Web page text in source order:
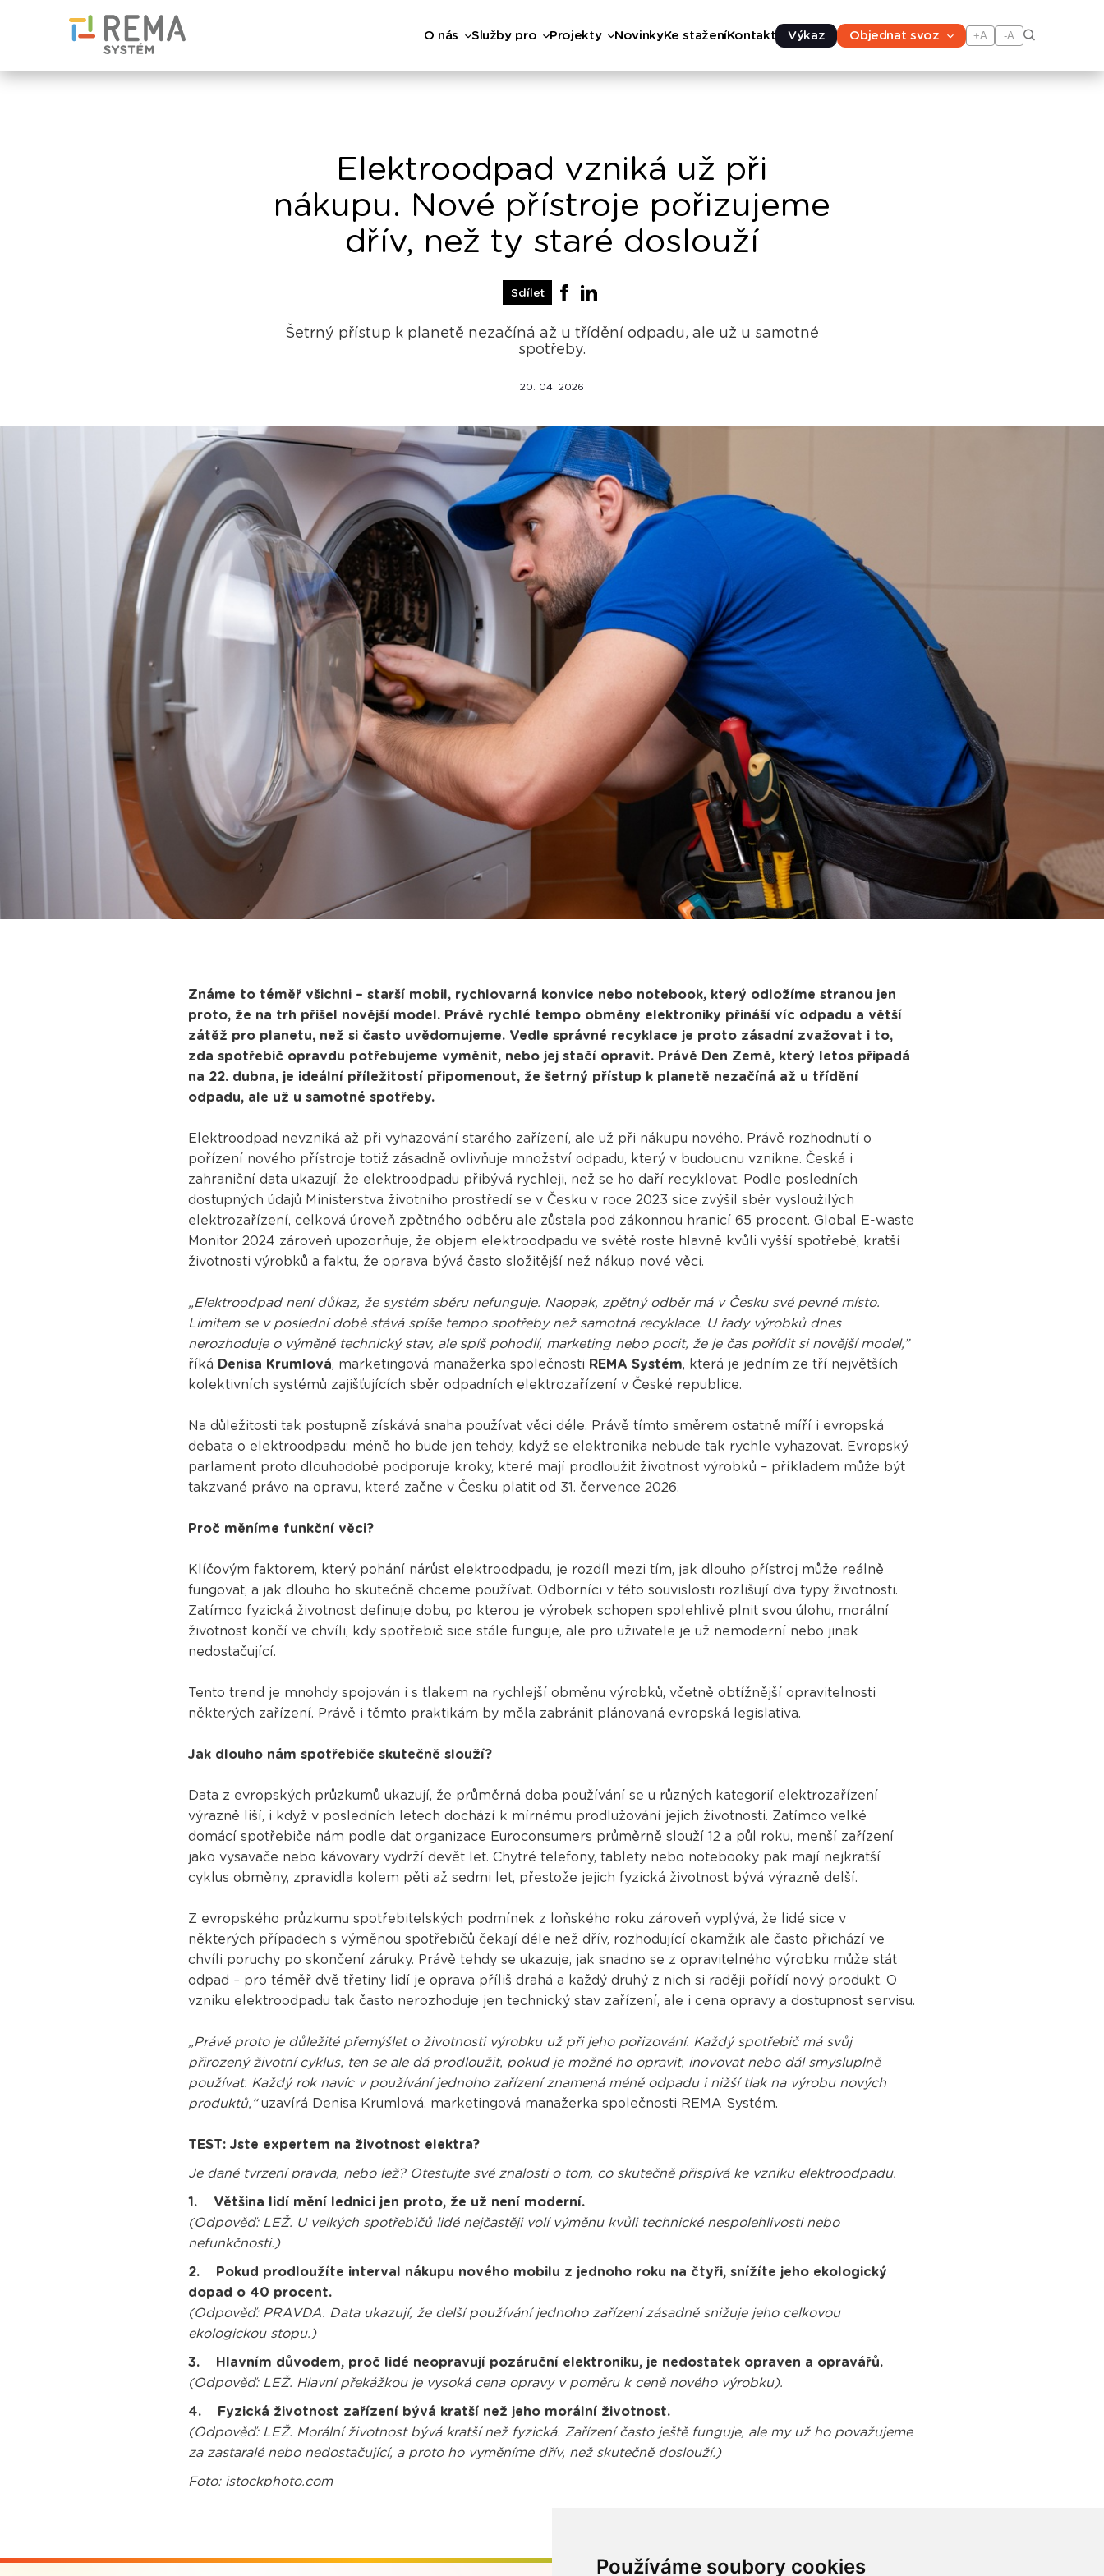
Používáme soubory cookies
O nás Služby pro Projekty NovinkyKe staženíKontakt Výkaz Objednat svoz +A -A
Elektroodpad vzniká už při
nákupu. Nové přístroje pořizujeme
dřív, než ty staré doslouží
Sdílet
Šetrný přístup k planetě nezačíná až u třídění odpadu, ale už u samotné
spotřeby.
20. 04. 2026
Známe to téměř všichni – starší mobil, rychlovarná konvice nebo notebook, který odložíme stranou jen
proto, že na trh přišel novější model. Právě rychlé tempo obměny elektroniky přináší víc odpadu a větší
zátěž pro planetu, než si často uvědomujeme. Vedle správné recyklace je proto zásadní zvažovat i to,
zda spotřebič opravdu potřebujeme vyměnit, nebo jej stačí opravit. Právě Den Země, který letos připadá
na 22. dubna, je ideální příležitostí připomenout, že šetrný přístup k planetě nezačíná až u třídění
odpadu, ale už u samotné spotřeby.
Elektroodpad nevzniká až při vyhazování starého zařízení, ale už při nákupu nového. Právě rozhodnutí o
pořízení nového přístroje totiž zásadně ovlivňuje množství odpadu, který v budoucnu vznikne. Česká i
zahraniční data ukazují, že elektroodpadu přibývá rychleji, než se ho daří recyklovat. Podle posledních
dostupných údajů Ministerstva životního prostředí se v Česku v roce 2023 sice zvýšil sběr vysloužilých
elektrozařízení, celková úroveň zpětného odběru ale zůstala pod zákonnou hranicí 65 procent. Global E-waste
Monitor 2024 zároveň upozorňuje, že objem elektroodpadu ve světě roste hlavně kvůli vyšší spotřebě, kratší
životnosti výrobků a faktu, že oprava bývá často složitější než nákup nové věci.
„Elektroodpad není důkaz, že systém sběru nefunguje. Naopak, zpětný odběr má v Česku své pevné místo.
Limitem se v poslední době stává spíše tempo spotřeby než samotná recyklace. U řady výrobků dnes
nerozhoduje o výměně technický stav, ale spíš pohodlí, marketing nebo pocit, že je čas pořídit si novější model,”
říká Denisa Krumlová, marketingová manažerka společnosti REMA Systém, která je jedním ze tří největších
kolektivních systémů zajišťujících sběr odpadních elektrozařízení v České republice.
Na důležitosti tak postupně získává snaha používat věci déle. Právě tímto směrem ostatně míří i evropská
debata o elektroodpadu: méně ho bude jen tehdy, když se elektronika nebude tak rychle vyhazovat. Evropský
parlament proto dlouhodobě podporuje kroky, které mají prodloužit životnost výrobků – příkladem může být
takzvané právo na opravu, které začne v Česku platit od 31. července 2026.
Proč měníme funkční věci?
Klíčovým faktorem, který pohání nárůst elektroodpadu, je rozdíl mezi tím, jak dlouho přístroj může reálně
fungovat, a jak dlouho ho skutečně chceme používat. Odborníci v této souvislosti rozlišují dva typy životnosti.
Zatímco fyzická životnost definuje dobu, po kterou je výrobek schopen spolehlivě plnit svou úlohu, morální
životnost končí ve chvíli, kdy spotřebič sice stále funguje, ale pro uživatele je už nemoderní nebo jinak
nedostačující.
Tento trend je mnohdy spojován i s tlakem na rychlejší obměnu výrobků, včetně obtížnější opravitelnosti
některých zařízení. Právě i těmto praktikám by měla zabránit plánovaná evropská legislativa.
Jak dlouho nám spotřebiče skutečně slouží?
Data z evropských průzkumů ukazují, že průměrná doba používání se u různých kategorií elektrozařízení
výrazně liší, i když v posledních letech dochází k mírnému prodlužování jejich životnosti. Zatímco velké
domácí spotřebiče nám podle dat organizace Euroconsumers průměrně slouží 12 a půl roku, menší zařízení
jako vysavače nebo kávovary vydrží devět let. Chytré telefony, tablety nebo notebooky pak mají nejkratší
cyklus obměny, zpravidla kolem pěti až sedmi let, přestože jejich fyzická životnost bývá výrazně delší.
Z evropského průzkumu spotřebitelských podmínek z loňského roku zároveň vyplývá, že lidé sice v
některých případech s výměnou spotřebičů čekají déle než dřív, rozhodující okamžik ale často přichází ve
chvíli poruchy po skončení záruky. Právě tehdy se ukazuje, jak snadno se z opravitelného výrobku může stát
odpad – pro téměř dvě třetiny lidí je oprava příliš drahá a každý druhý z nich si raději pořídí nový produkt. O
vzniku elektroodpadu tak často nerozhoduje jen technický stav zařízení, ale i cena opravy a dostupnost servisu.
„Právě proto je důležité přemýšlet o životnosti výrobku už při jeho pořizování. Každý spotřebič má svůj
přirozený životní cyklus, ten se ale dá prodloužit, pokud je možné ho opravit, inovovat nebo dál smysluplně
používat. Každý rok navíc v používání jednoho zařízení znamená méně odpadu i nižší tlak na výrobu nových
produktů,“uzavírá Denisa Krumlová, marketingová manažerka společnosti REMA Systém.
TEST: Jste expertem na životnost elektra?
Je dané tvrzení pravda, nebo lež? Otestujte své znalosti o tom, co skutečně přispívá ke vzniku elektroodpadu.
1. Většina lidí mění lednici jen proto, že už není moderní.
(Odpověď: LEŽ. U velkých spotřebičů lidé nejčastěji volí výměnu kvůli technické nespolehlivosti nebo
nefunkčnosti.)
2. Pokud prodloužíte interval nákupu nového mobilu z jednoho roku na čtyři, snížíte jeho ekologický
dopad o 40 procent.
(Odpověď: PRAVDA. Data ukazují, že delší používání jednoho zařízení zásadně snižuje jeho celkovou
ekologickou stopu.)
3. Hlavním důvodem, proč lidé neopravují pozáruční elektroniku, je nedostatek opraven a opravářů.
(Odpověď: LEŽ. Hlavní překážkou je vysoká cena opravy v poměru k ceně nového výrobku).
4. Fyzická životnost zařízení bývá kratší než jeho morální životnost.
(Odpověď: LEŽ. Morální životnost bývá kratší než fyzická. Zařízení často ještě funguje, ale my už ho považujeme
za zastaralé nebo nedostačující, a proto ho vyměníme dřív, než skutečně doslouží.)
Foto: istockphoto.com